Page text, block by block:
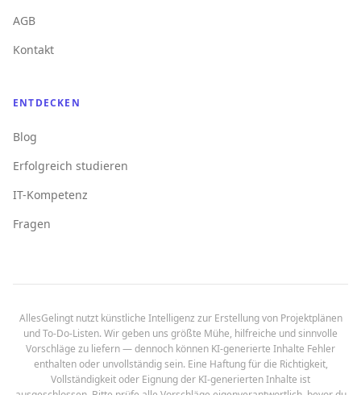
AGB
Kontakt
ENTDECKEN
Blog
Erfolgreich studieren
IT-Kompetenz
Fragen
AllesGelingt nutzt künstliche Intelligenz zur Erstellung von Projektplänen
und To-Do-Listen. Wir geben uns größte Mühe, hilfreiche und sinnvolle
Vorschläge zu liefern — dennoch können KI-generierte Inhalte Fehler
enthalten oder unvollständig sein. Eine Haftung für die Richtigkeit,
Vollständigkeit oder Eignung der KI-generierten Inhalte ist